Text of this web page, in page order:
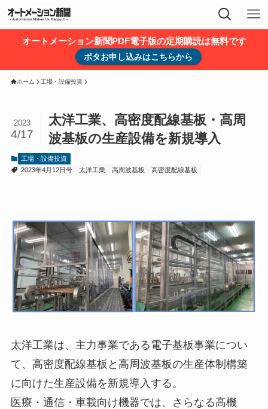
オートメーション新聞PDF電子版の定期購読は無料です
ボタお申し込みはこちらから
ホーム 工場・設備投資
太洋工業、高密度配線基板・高周
波基板の生産設備を新規導入
2023
4/17
工場・設備投資
2023年4月12日号
太洋工業 高周波基板 高密度配線基板
太洋工業は、主力事業である電子基板事業につい
て、高密度配線基板と高周波基板の生産体制構築
に向けた生産設備を新規導入する。
医療・通信・車載向け機器では、さらなる高機